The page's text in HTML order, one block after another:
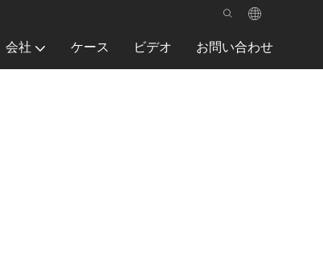
会社 ケース ビデオ お問い合わせ